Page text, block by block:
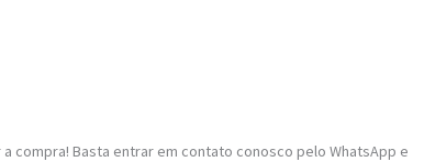
compra! Basta entrar em contato conosco pelo WhatsApp e